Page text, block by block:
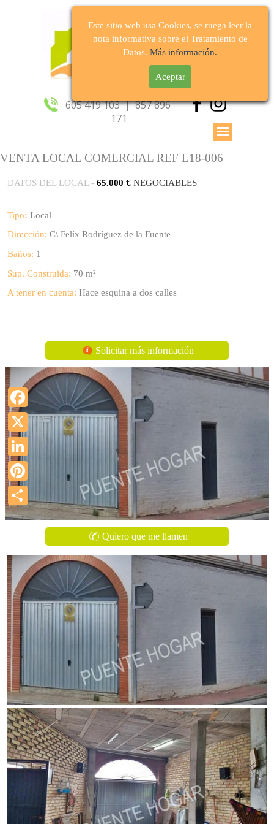
605 419 103  |  857 896
171
VENTA LOCAL COMERCIAL REF L18-006
DATOS DEL LOCAL - 65.000 € NEGOCIABLES
Tipo: Local
Dirección: C\ Felíx Rodríguez de la Fuente
Baños: 1
Sup. Construida: 70 m²
A tener en cuenta: Hace esquina a dos calles
Solicitar más información
Quiero que me llamen
Facebook
X
LinkedIn
Pinterest
Compartir
Este sitio web usa Cookies, se ruega leer la
nota informativa sobre el Tratamiento de
Datos. Más información.
Aceptar